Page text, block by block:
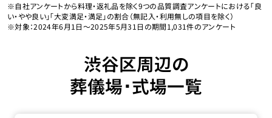
※自社アンケートから料理・返礼品を除く9つの品質調査アンケートにおける「良
い・やや良い」「大変満足・満足」の割合（無記入・利用無しの項目を除く）
※対象：2024年6月1日〜2025年5月31日の期間1,031件のアンケート
渋谷区周辺の
葬儀場･式場一覧